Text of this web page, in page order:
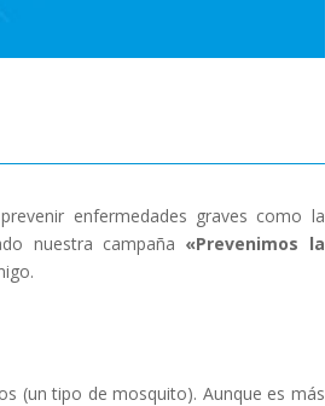
enfermedades graves como la
nuestra campaña «Prevenimos la
(un tipo de mosquito). Aunque es más